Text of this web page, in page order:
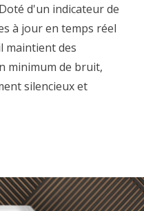
d'un indicateur de
à jour en temps réel
maintient des
minimum de bruit,
silencieux et